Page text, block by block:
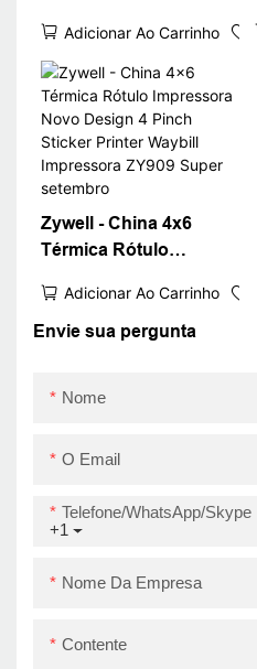
Princresora Etiquetas
Impressora de etiqueta
térmica Bluetooth
Printer
Adicionar Ao Carrinho
Zywell - China 4x6
Térmica Rótulo
Design 4 Pinch Sticker
Printer Waybill
Adicionar Ao Carrinho
Envie sua pergunta
Nome
O Email
+1
Telefone/WhatsApp/Skype
Nome Da Empresa
Contente